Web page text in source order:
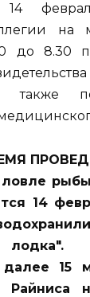
на
до 8.30
также
ловле
14
лодка".
далее 15
Райниса